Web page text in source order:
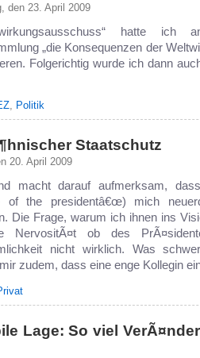
den 23. April 2009
hatte ich
„die Konsequenzen der
Folgerichtig wurde ich dann
, Politik
Staatschutz
20. April 2009
macht darauf aufmerksam,
of the presidentâ€œ) mich
Die Frage, warum ich ihnen ins
NervositÃ¤t ob des
nicht wirklich. Was
zudem, dass eine enge Kollegin
Lage: So viel